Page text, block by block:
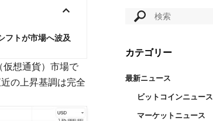
フトが市場へ波及
想通貨）市場で
の上昇基調は完全
カテゴリー
最新ニュース
ビットコインニュース
マーケットニュース